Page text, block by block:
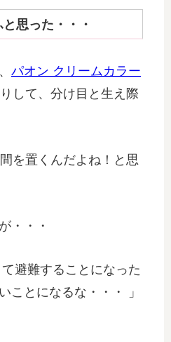
思った・・・
パオン クリームカラー
して、分け目と生え際
を置くんだよね！と思
・・・
て避難することになった
ことになるな・・・ 」